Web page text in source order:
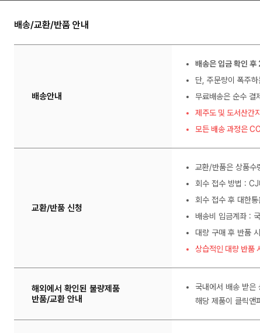
배송/교환/반품 안내
배송안내
배송은 입금 확인
단, 주문량이 폭주
무료배송은 순수 결
제주도 및 도서산간
모든 배송 과정은
교환/반품 신청
교환/반품은 상품수
회수 접수 방법 :
회수 접수 후 대한
배송비 입금계좌 :
대량 구매 후 반품
상습적인 대량 반품
해외에서 확인된 불량제품
반품/교환 안내
국내에서 배송 받은
해당 제품이 클릭앤